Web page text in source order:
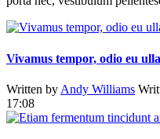
Vivamus tempor, odio eu
Written by Andy Williams
17:08